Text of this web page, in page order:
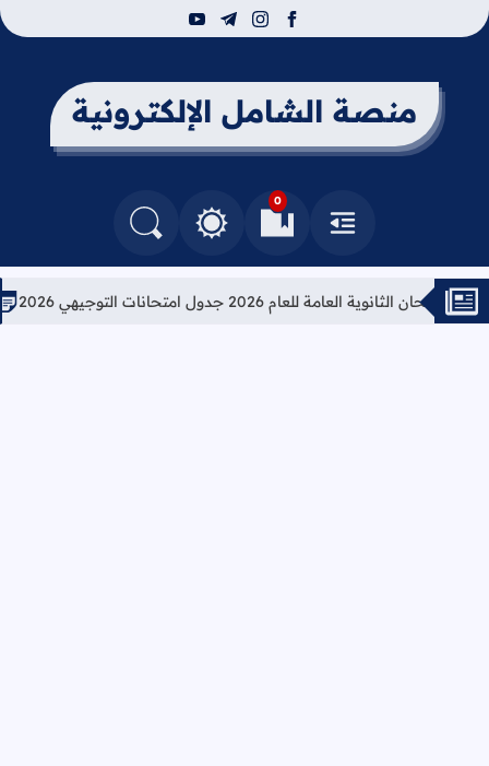
facebook
instagram
telegram
youtube
منصة الشامل الإلكترونية
القائمة
0
العلامات المرجعيةالتغيير بين الوضع النهاري والداكن
البحث في المدونة
العامة للعام 2026 جدول امتحانات التوجيهي 2026